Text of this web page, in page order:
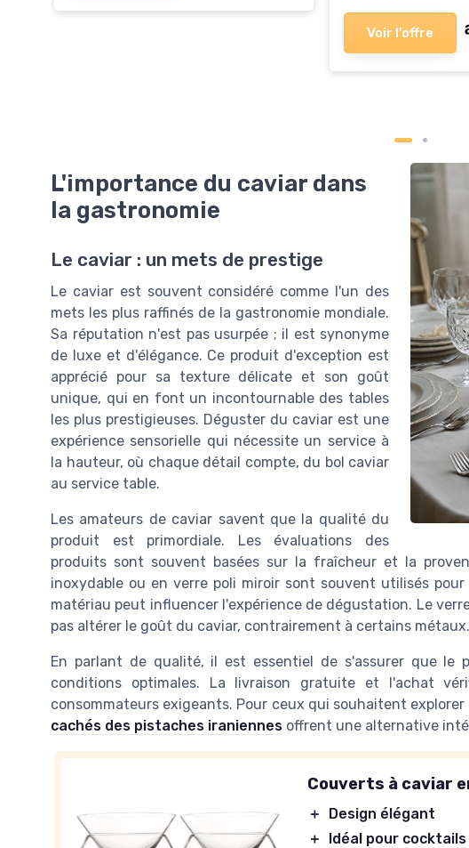
Voir l'offre
L'importance du caviar dans
la gastronomie
Le caviar : un mets de prestige
Le caviar est souvent considéré comme l'un des
mets les plus raffinés de la gastronomie mondiale.
Sa réputation n'est pas usurpée ; il est synonyme
de luxe et d'élégance. Ce produit d'exception est
apprécié pour sa texture délicate et son goût
unique, qui en font un incontournable des tables
les plus prestigieuses. Déguster du caviar est une
expérience sensorielle qui nécessite un service à
la hauteur, où chaque détail compte, du bol caviar
au service table.
Les amateurs de caviar savent que la qualité du
produit est primordiale. Les évaluations des
produits sont souvent basées sur la fraîcheur et la
inoxydable ou en verre poli miroir sont souvent utilisés
matériau peut influencer l'expérience de dégustation. Le
pas altérer le goût du caviar, contrairement à certains métaux.
En parlant de qualité, il est essentiel de s'assurer que le
conditions optimales. La livraison gratuite et l'achat
consommateurs exigeants. Pour ceux qui souhaitent
cachés des pistaches iraniennes offrent une alternative
Couverts à caviar
＋
Design élégant
＋
Idéal pour cocktails